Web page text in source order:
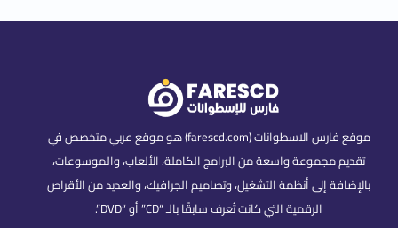
موقع فارس الاسطوانات (farescd.com) هو موقع عربي متخصص في
تقديم مجموعة واسعة من البرامج الكاملة، الألعاب، والموسوعات،
بالإضافة إلى أنظمة التشغيل، وتصاميم الجرافيك، والعديد من الأقراص
الرقمية التي كانت تُعرف سابقًا بالـ “CD” أو “DVD”.